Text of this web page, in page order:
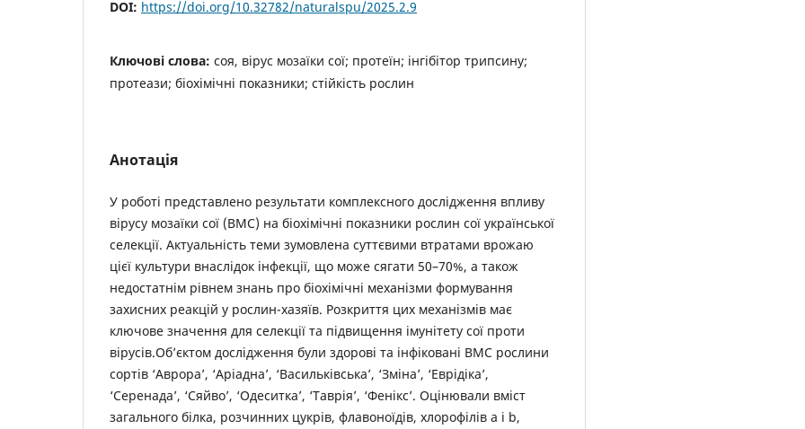
DOI: https://doi.org/10.32782/naturalspu/2025.2.9
Ключові слова: соя, вірус мозаїки сої; протеїн; інгібітор трипсину;
протеази; біохімічні показники; стійкість рослин
Анотація
У роботі представлено результати комплексного дослідження впливу
вірусу мозаїки сої (ВМС) на біохімічні показники рослин сої української
селекції. Актуальність теми зумовлена суттєвими втратами врожаю
цієї культури внаслідок інфекції, що може сягати 50–70%, а також
недостатнім рівнем знань про біохімічні механізми формування
захисних реакцій у рослин-хазяїв. Розкриття цих механізмів має
ключове значення для селекції та підвищення імунітету сої проти
вірусів.Об’єктом дослідження були здорові та інфіковані ВМС рослини
сортів ‘Аврора’, ‘Аріадна’, ‘Васильківська’, ‘Зміна’, ‘Еврідіка’,
‘Серенада’, ‘Сяйво’, ‘Одеситка’, ‘Таврія’, ‘Фенікс’. Оцінювали вміст
загального білка, розчинних цукрів, флавоноїдів, хлорофілів а і b,